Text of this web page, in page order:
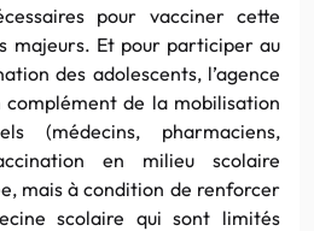
pour vacciner cette
majeurs. Et pour participer au
des adolescents, l’agence
complément de la mobilisation
(médecins, pharmaciens,
en milieu scolaire
mais à condition de renforcer
scolaire qui sont limités